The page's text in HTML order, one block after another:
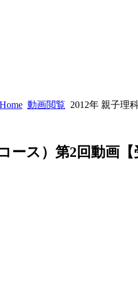
動画閲覧 2012年 親子理
ース）第2回動画【